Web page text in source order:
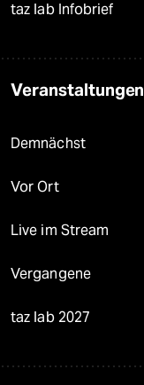
taz lab Infobrief
Veranstaltungen
Demnächst
Vor Ort
Live im Stream
Vergangene
taz lab 2027